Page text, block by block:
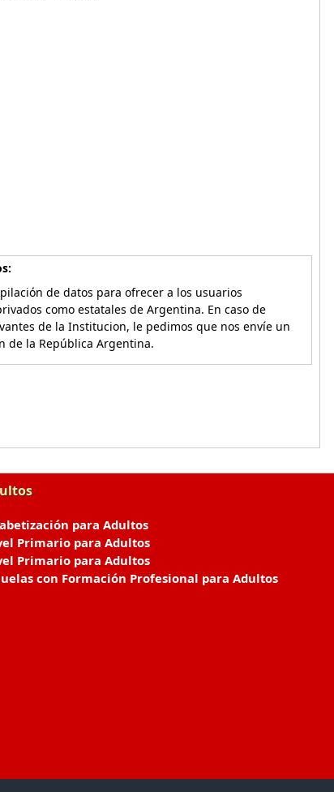
de datos para ofrecer a los usuarios
como estatales de Argentina. En caso de
de la Institucion, le pedimos que nos envíe un
de la República Argentina.
para Adultos
Primario para Adultos
Primario para Adultos
con Formación Profesional para Adultos